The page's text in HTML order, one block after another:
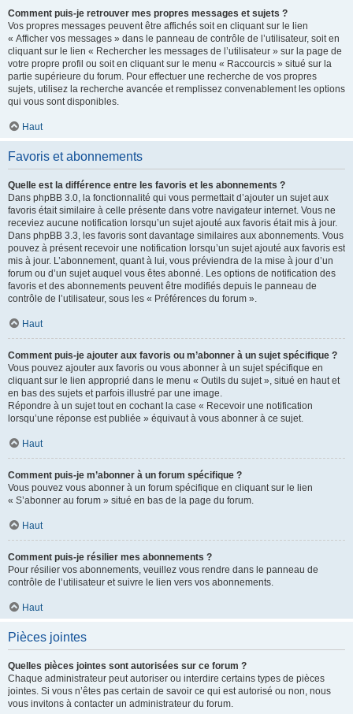
Comment puis-je retrouver mes propres messages et sujets ?
Vos propres messages peuvent être affichés soit en cliquant sur le lien
« Afficher vos messages » dans le panneau de contrôle de l’utilisateur, soit en
cliquant sur le lien « Rechercher les messages de l’utilisateur » sur la page de
votre propre profil ou soit en cliquant sur le menu « Raccourcis » situé sur la
partie supérieure du forum. Pour effectuer une recherche de vos propres
sujets, utilisez la recherche avancée et remplissez convenablement les options
qui vous sont disponibles.
Haut
Favoris et abonnements
Quelle est la différence entre les favoris et les abonnements ?
Dans phpBB 3.0, la fonctionnalité qui vous permettait d’ajouter un sujet aux
favoris était similaire à celle présente dans votre navigateur internet. Vous ne
receviez aucune notification lorsqu’un sujet ajouté aux favoris était mis à jour.
Dans phpBB 3.3, les favoris sont davantage similaires aux abonnements. Vous
pouvez à présent recevoir une notification lorsqu’un sujet ajouté aux favoris est
mis à jour. L’abonnement, quant à lui, vous préviendra de la mise à jour d’un
forum ou d’un sujet auquel vous êtes abonné. Les options de notification des
favoris et des abonnements peuvent être modifiés depuis le panneau de
contrôle de l’utilisateur, sous les « Préférences du forum ».
Haut
Comment puis-je ajouter aux favoris ou m’abonner à un sujet spécifique ?
Vous pouvez ajouter aux favoris ou vous abonner à un sujet spécifique en
cliquant sur le lien approprié dans le menu « Outils du sujet », situé en haut et
en bas des sujets et parfois illustré par une image.
Répondre à un sujet tout en cochant la case « Recevoir une notification
lorsqu’une réponse est publiée » équivaut à vous abonner à ce sujet.
Haut
Comment puis-je m’abonner à un forum spécifique ?
Vous pouvez vous abonner à un forum spécifique en cliquant sur le lien
« S’abonner au forum » situé en bas de la page du forum.
Haut
Comment puis-je résilier mes abonnements ?
Pour résilier vos abonnements, veuillez vous rendre dans le panneau de
contrôle de l’utilisateur et suivre le lien vers vos abonnements.
Haut
Pièces jointes
Quelles pièces jointes sont autorisées sur ce forum ?
Chaque administrateur peut autoriser ou interdire certains types de pièces
jointes. Si vous n’êtes pas certain de savoir ce qui est autorisé ou non, nous
vous invitons à contacter un administrateur du forum.